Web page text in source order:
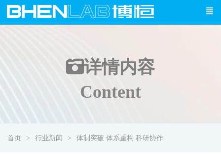
详情内容
Content
首页 行业新闻 体制突破 体系重构 科研协作